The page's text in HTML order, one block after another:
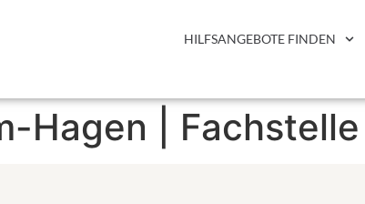
HILFSANGEBOTE FINDEN
Hagen |